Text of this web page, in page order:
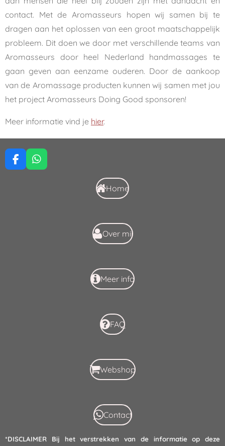
contact. Met de Aromasseurs hopen wij samen bij te
dragen aan het oplossen van een groot maatschappelijk
probleem. Dit doen we door met verschillende teams van
Aromasseurs door heel Nederland handmassages te
gaan geven aan eenzame ouderen. Door de aankoop
van de Aromassage producten kunnen wij samen met jou
het project Aromasseurs Doing Good sponsoren!
Meer informatie vind je hier.
F
a
W
h
Home
Over mij
Meer info
FAQ
Webshop
Contact
*DISCLAIMER
Bij het verstrekken van de informatie op deze